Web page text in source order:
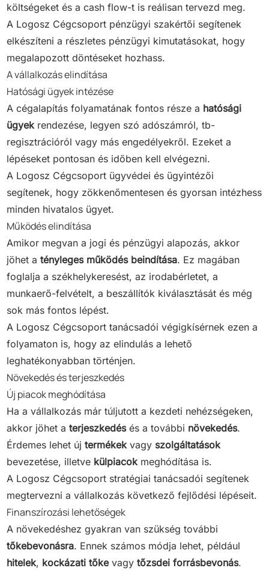
költségeket és a cash flow-t is reálisan tervezd meg.
A Logosz Cégcsoport pénzügyi szakértői segítenek
elkészíteni a részletes pénzügyi kimutatásokat, hogy
megalapozott döntéseket hozhass.
A vállalkozás elindítása
Hatósági ügyek intézése
A cégalapítás folyamatának fontos része a hatósági
ügyekrendezése, legyen szó adószámról, tb-
regisztrációról vagy más engedélyekről. Ezeket a
lépéseket pontosan és időben kell elvégezni.
A Logosz Cégcsoport ügyvédei és ügyintézői
segítenek, hogy zökkenőmentesen és gyorsan intézhess
minden hivatalos ügyet.
Működés elindítása
Amikor megvan a jogi és pénzügyi alapozás, akkor
jöhet a tényleges működés beindítása. Ez magában
foglalja a székhelykeresést, az irodabérletet, a
munkaerő-felvételt, a beszállítók kiválasztását és még
sok más fontos lépést.
A Logosz Cégcsoport tanácsadói végigkísérnek ezen a
folyamaton is, hogy az elindulás a lehető
leghatékonyabban történjen.
Növekedés és terjeszkedés
Új piacok meghódítása
Ha a vállalkozás már túljutott a kezdeti nehézségeken,
akkor jöhet a terjeszkedésés a további növekedés.
Érdemes lehet új termékekvagy szolgáltatások
bevezetése, illetve külpiacokmeghódítása is.
A Logosz Cégcsoport stratégiai tanácsadói segítenek
megtervezni a vállalkozás következő fejlődési lépéseit.
Finanszírozási lehetőségek
A növekedéshez gyakran van szükség további
tőkebevonásra. Ennek számos módja lehet, például
hitelek, kockázati tőkevagy tőzsdei forrásbevonás.